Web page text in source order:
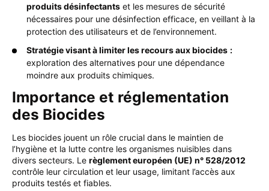
produits désinfectants et les mesures de sécurité
nécessaires pour une désinfection efficace, en veillant à la
protection des utilisateurs et de l’environnement.
Stratégie visant à limiter les recours aux biocides :
exploration des alternatives pour une dépendance
moindre aux produits chimiques.
Importance et réglementation
des Biocides
Les biocides jouent un rôle crucial dans le maintien de
l’hygiène et la lutte contre les organismes nuisibles dans
divers secteurs. Le règlement européen (UE) n° 528/2012
contrôle leur circulation et leur usage, limitant l’accès aux
produits testés et fiables.